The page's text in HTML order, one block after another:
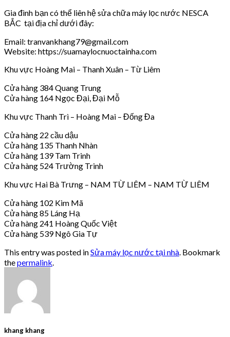
Gia đình bạn có thể liên hệ sửa chữa máy lọc nước NESCA
BẮC tại địa chỉ dưới đây:
Email: tranvankhang79@gmail.com
Website: https://suamaylocnuoctainha.com
Khu vực Hoàng Mai – Thanh Xuân – Từ Liêm
Cửa hàng 384 Quang Trung
Cửa hàng 164 Ngọc Đại, Đại Mỗ
Khu vực Thanh Trì – Hoàng Mai – Đống Đa
Cửa hàng 22 cầu dậu
Cửa hàng 135 Thanh Nhàn
Cửa hàng 139 Tam Trinh
Cửa hàng 524 Trường Trinh
Khu vực Hai Bà Trưng – NAM TỪ LIÊM – NAM TỪ LIÊM
Cửa hàng 102 Kim Mã
Cửa hàng 85 Láng Hạ
Cửa hàng 241 Hoàng Quốc Việt
Cửa hàng 539 Ngô Gia Tự
This entry was posted inSửa máy lọc nước tại nhà . Bookmark
thepermalink
khang khang